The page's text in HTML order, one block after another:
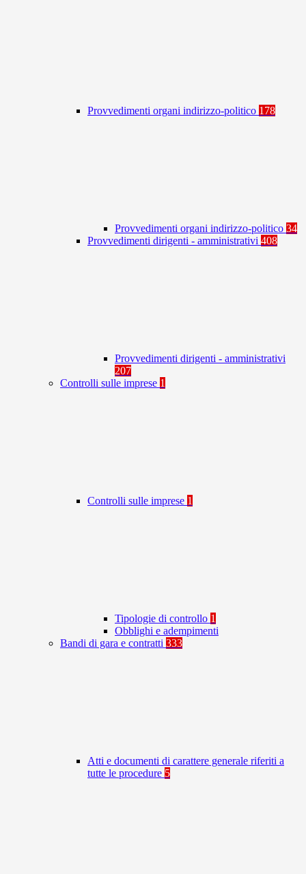
Provvedimenti organi indirizzo-politico 178
Provvedimenti organi indirizzo-politico 34
Provvedimenti dirigenti - amministrativi 408
Provvedimenti dirigenti - amministrativi
207
Controlli sulle imprese 1
Controlli sulle imprese 1
Tipologie di controllo 1
Obblighi e adempimenti
Bandi di gara e contratti 333
Atti e documenti di carattere generale riferiti a
tutte le procedure 5